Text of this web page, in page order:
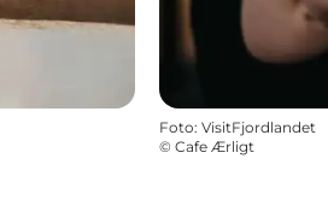
Foto: VisitFjordlandet
© Cafe Ærligt